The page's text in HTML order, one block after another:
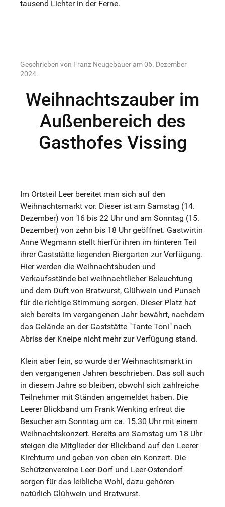
tausend Lichter in der Ferne.
Geschrieben von Franz Neugebauer am06. Dezember
2024.
Weihnachtszauber im
Außenbereich des
Gasthofes Vissing
Im Ortsteil Leer bereitet man sich auf den
Weihnachtsmarkt vor. Dieser ist am Samstag (14.
Dezember) von 16 bis 22 Uhr und am Sonntag (15.
Dezember) von zehn bis 18 Uhr geöffnet. Gastwirtin
Anne Wegmann stellt hierfür ihren im hinteren Teil
ihrer Gaststätte liegenden Biergarten zur Verfügung.
Hier werden die Weihnachtsbuden und
Verkaufsstände bei weihnachtlicher Beleuchtung
und dem Duft von Bratwurst, Glühwein und Punsch
für die richtige Stimmung sorgen. Dieser Platz hat
sich bereits im vergangenen Jahr bewährt, nachdem
das Gelände an der Gaststätte "Tante Toni" nach
Abriss der Kneipe nicht mehr zur Verfügung stand.
Klein aber fein, so wurde der Weihnachtsmarkt in
den vergangenen Jahren beschrieben. Das soll auch
in diesem Jahre so bleiben, obwohl sich zahlreiche
Teilnehmer mit Ständen angemeldet haben. Die
Leerer Blickband um Frank Wenking erfreut die
Besucher am Sonntag um ca. 15.30 Uhr mit einem
Weihnachtskonzert. Bereits am Samstag um 18 Uhr
steigen die Mitglieder der Blickband auf den Leerer
Kirchturm und geben von oben ein Konzert. Die
Schützenvereine Leer-Dorf und Leer-Ostendorf
sorgen für das leibliche Wohl, dazu gehören
natürlich Glühwein und Bratwurst.